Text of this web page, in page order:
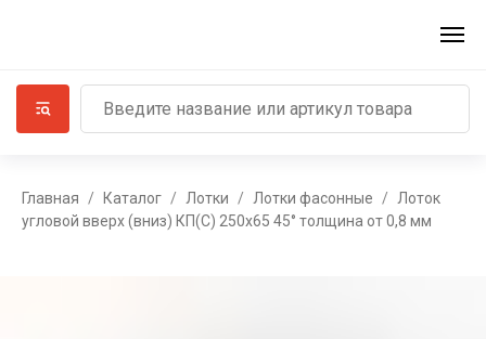
Главная Каталог Лотки Лотки фасонные
Лоток
угловой вверх (вниз) КП(С) 250x65 45° толщина от 0,8 мм